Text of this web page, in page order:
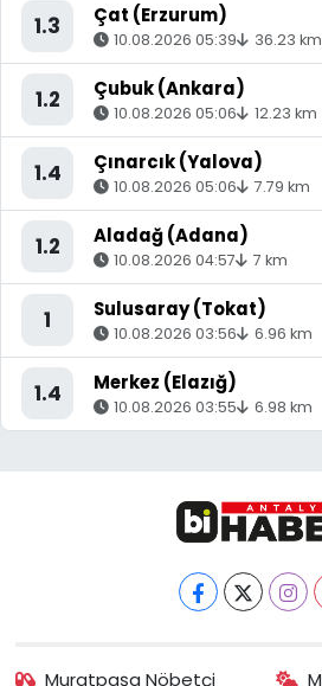
1.3 Çat (Erzurum)
10.08.2026 05:39 36.23 km
1.2 Çubuk (Ankara)
10.08.2026 05:06 12.23 km
1.4 Çınarcık (Yalova)
10.08.2026 05:06 7.79 km
1.2 Aladağ (Adana)
10.08.2026 04:57 7 km
1 Sulusaray (Tokat)
10.08.2026 03:56 6.96 km
1.4 Merkez (Elazığ)
10.08.2026 03:55 6.98 km
Muratpaşa Nöbetçi